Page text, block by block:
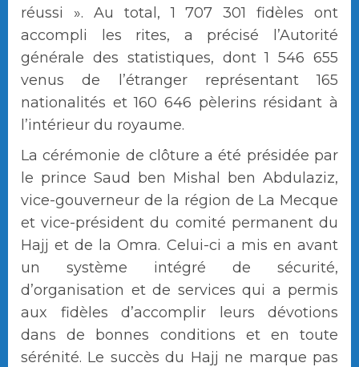
réussi ». Au total, 1 707 301 fidèles ont
accompli les rites, a précisé l’Autorité
générale des statistiques, dont 1 546 655
venus de l’étranger représentant 165
nationalités et 160 646 pèlerins résidant à
l’intérieur du royaume.
La cérémonie de clôture a été présidée par
le prince Saud ben Mishal ben Abdulaziz,
vice-gouverneur de la région de La Mecque
et vice-président du comité permanent du
Hajj et de la Omra. Celui-ci a mis en avant
un système intégré de sécurité,
d’organisation et de services qui a permis
aux fidèles d’accomplir leurs dévotions
dans de bonnes conditions et en toute
sérénité. Le succès du Hajj ne marque pas